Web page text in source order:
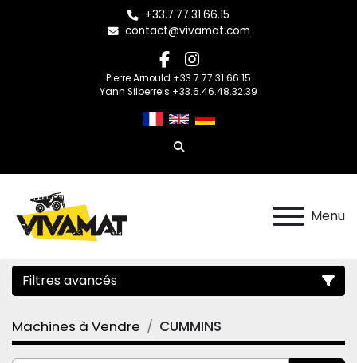
+33.7.77.31.66.15
contact@vivamat.com
facebook
instagram
Pierre Arnould +33.7.77.31.66.15
Yann Silberreis +33.6.46.48.32.39
Rechercher
Menu
Filtres avancés
Catégorie
Machines à Vendre CUMMINS